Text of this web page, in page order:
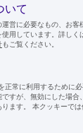
いて
営に必要なもの、お客
用しています。詳しく
もご覧ください。
常に利用するために
すが、無効にした場
ます。 本クッキーで